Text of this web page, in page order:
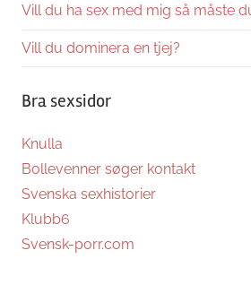
Vill du ha sex med mig så måste
Vill du dominera en tjej?
Bra sexsidor
Knulla
Bollevenner søger kontakt
Svenska sexhistorier
Klubb6
Svensk-porr.com